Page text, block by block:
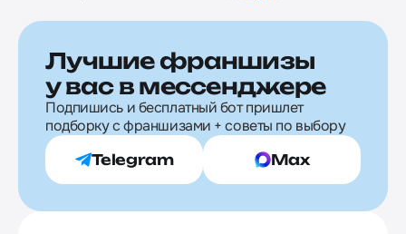
Лучшие франшизы
у вас в мессенджере
Подпишись и бесплатный бот пришлет
подборку с франшизами + советы по выбору
Telegram Max